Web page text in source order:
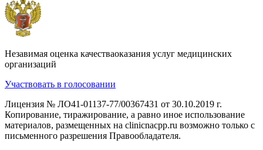
Незавимая оценка качестваоказания услуг медицинских
организаций
Участвовать в голосовании
Лицензия № ЛО41-01137-77/00367431 от 30.10.2019 г.
Копирование, тиражирование, а равно иное использование
материалов, размещенных на clinicnacpp.ru возможно только с
письменного разрешения Правообладателя.